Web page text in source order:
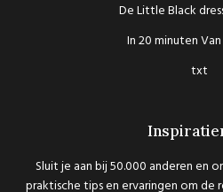
De Little Black
In 20 minuten Van
txt
Sluit je aan bij 50.000 anderen en
praktische tips en ervaringen om de